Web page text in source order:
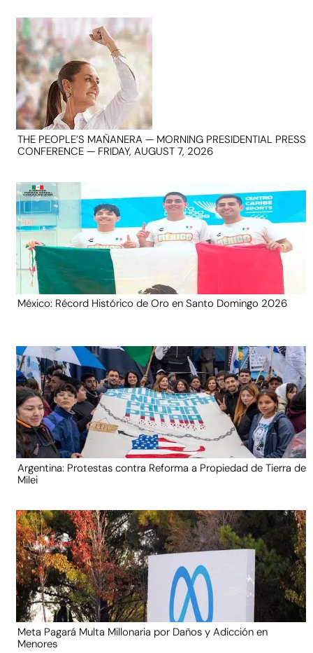
THE PEOPLE’S MAÑANERA — MORNING PRESIDENTIAL PRESS
CONFERENCE — FRIDAY, AUGUST 7, 2026
México: Récord Histórico de Oro en Santo Domingo 2026
Argentina: Protestas contra Reforma a Propiedad de Tierra de
Milei
Meta Pagará Multa Millonaria por Daños y Adicción en
Menores